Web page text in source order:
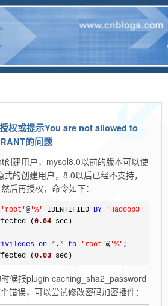
权或提示You are not allowed to
的问题
创建用户，mysql8.0以前的版本可以使
的创建用户，8.0以后已经不支持，
后再授权，命令如下：
' root '@ '%' IDENTIFIED BY ' Hadoop3!
(0.04 sec)
on * . * to ' root '@ '%' ;
(0.03 sec)
候报plugin caching_sha2_password
错误，可以尝试修改密码加密插件：